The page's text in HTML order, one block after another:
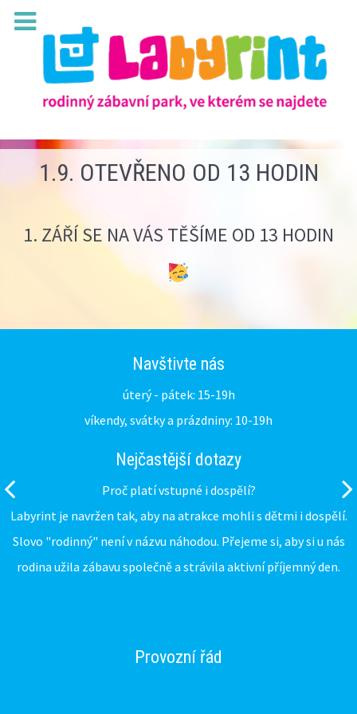
1.9. OTEVŘENO OD 13 HODIN
1. ZÁŘÍ SE NA VÁS TĚŠÍME OD 13 HODIN
Navštivte nás
úterý - pátek: 15-19h
víkendy, svátky a prázdniny: 10-19h
Nejčastější dotazy
Proč platí vstupné i dospělí?
Labyrint je navržen tak, aby na atrakce mohli s dětmi i dospělí.
Slovo "rodinný" není v názvu náhodou. Přejeme si, aby si u nás
rodina užila zábavu společně a strávila aktivní příjemný den.
Provozní řád